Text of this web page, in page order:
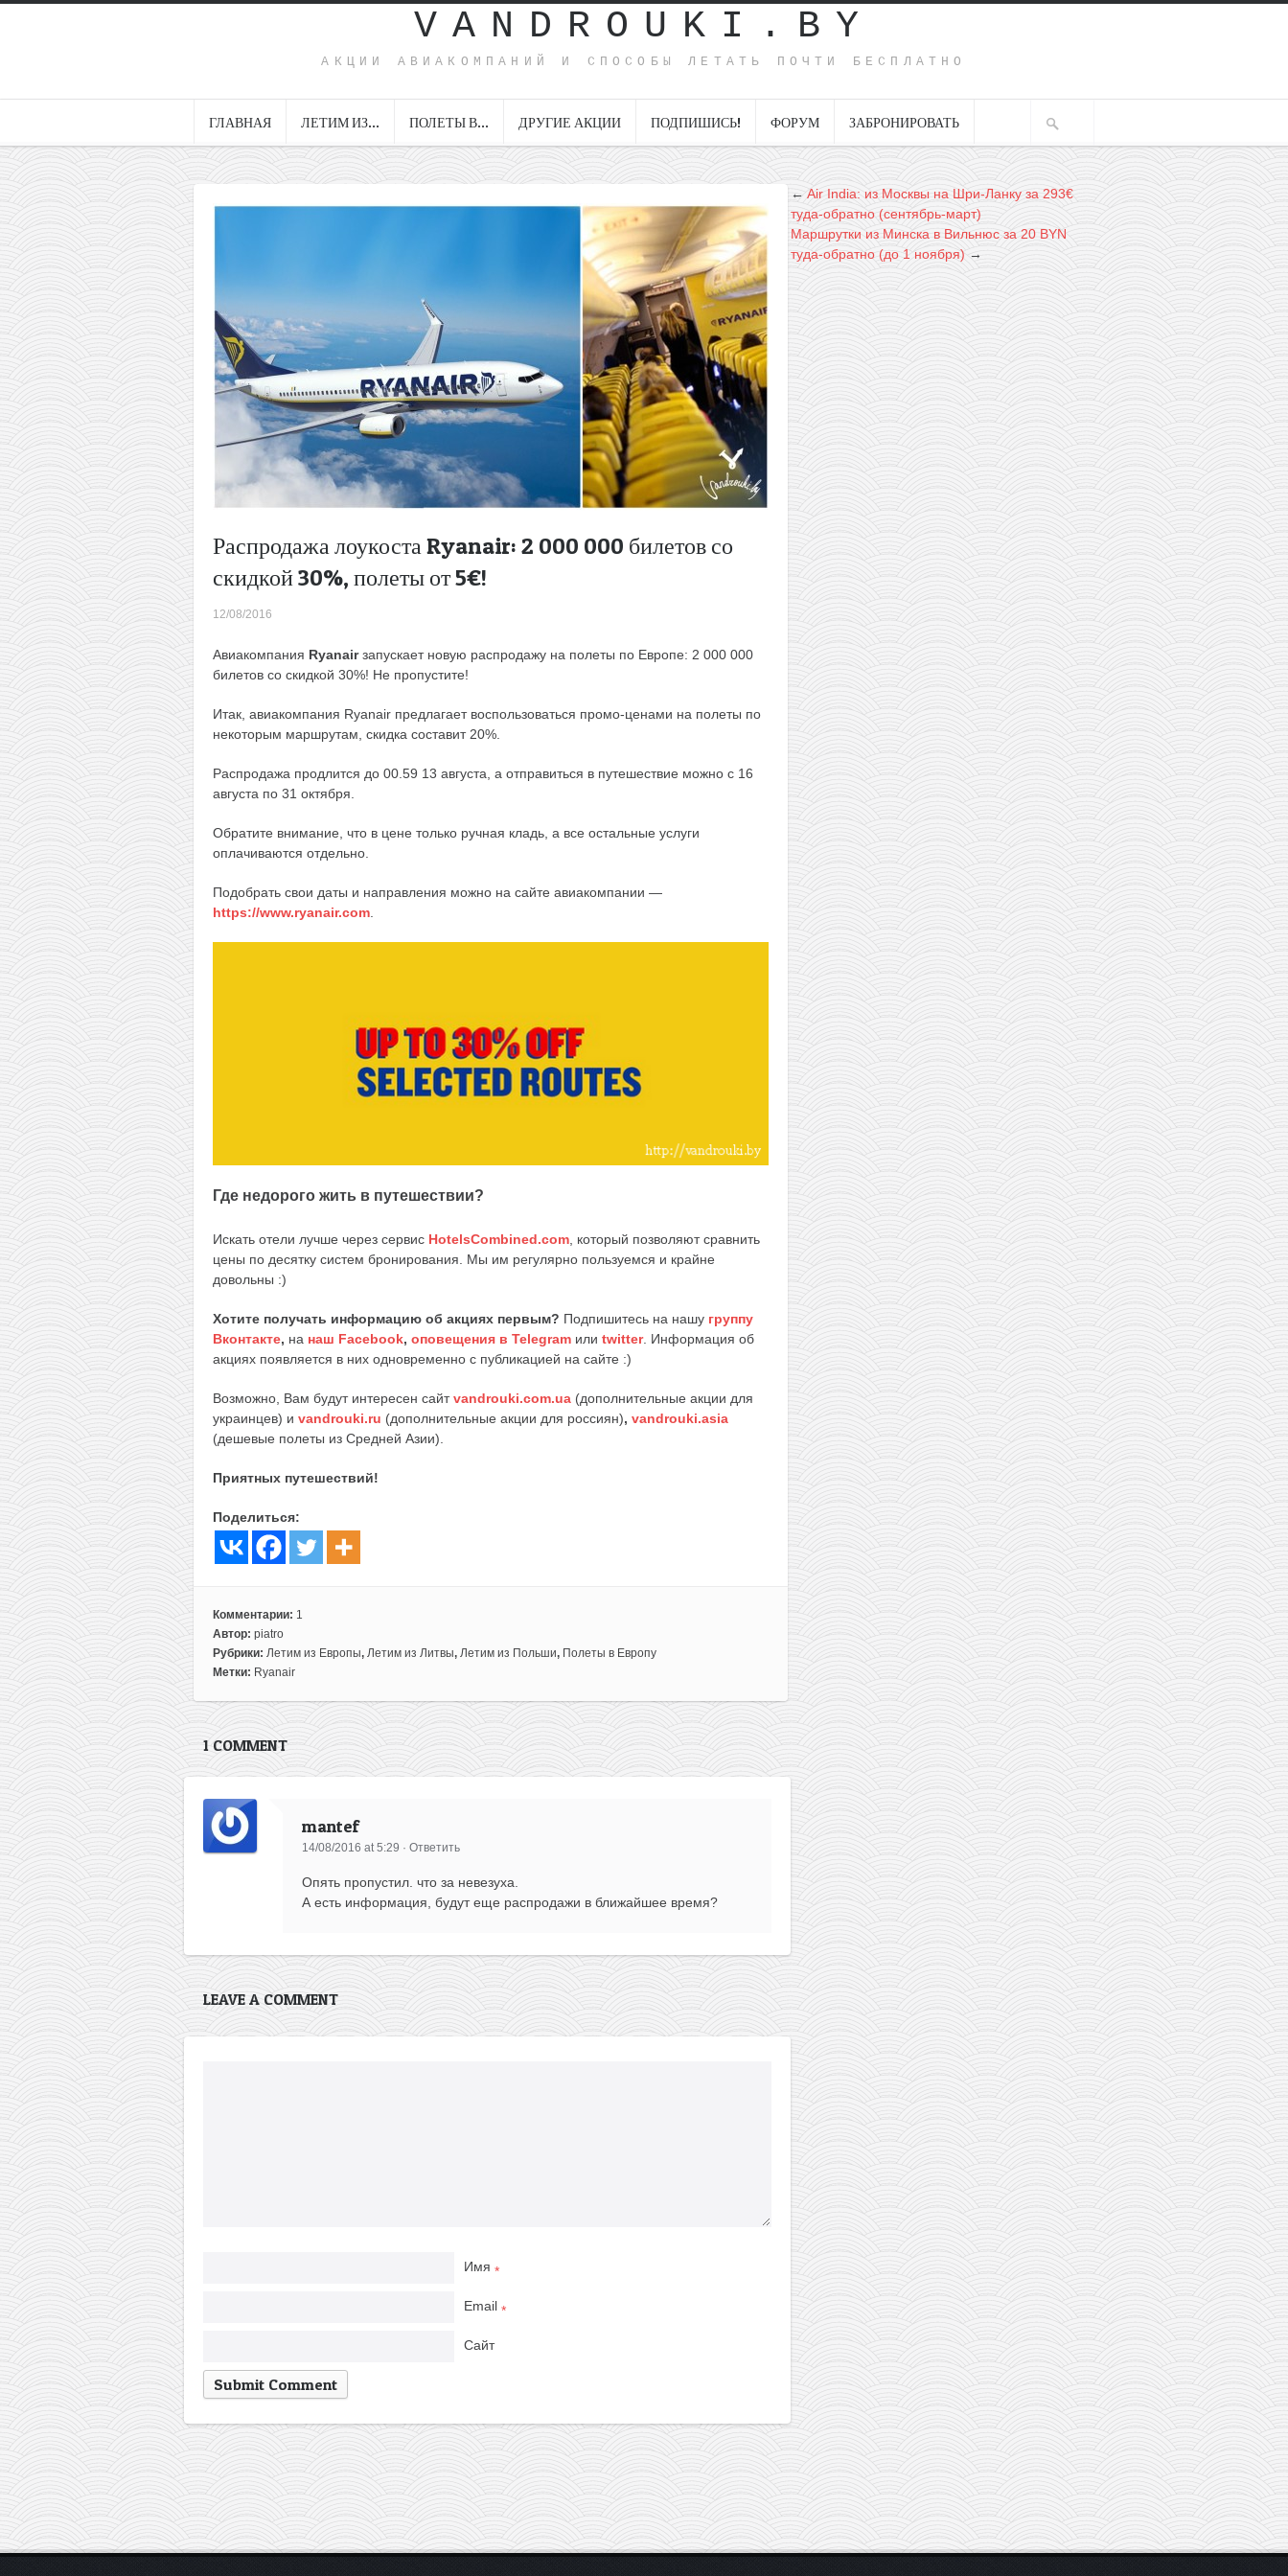
VANDROUKI.BY
АКЦИИ АВИАКОМПАНИЙ И СПОСОБЫ ЛЕТАТЬ ПОЧТИ БЕСПЛАТНО
ГЛАВНАЯ ЛЕТИМ ИЗ… ПОЛЕТЫ В… ДРУГИЕ АКЦИИ ПОДПИШИСЬ! ФОРУМ ЗАБРОНИРОВАТЬ
Распродажа лоукоста Ryanair: 2 000 000 билетов со
скидкой 30%, полеты от 5€!
12/08/2016
Авиакомпания Ryanairзапускает новую распродажу на полеты по Европе: 2 000 000
билетов со скидкой 30%! Не пропустите!
Итак, авиакомпания Ryanair предлагает воспользоваться промо-ценами на полеты по
некоторым маршрутам, скидка составит 20%.
Распродажа продлится до 00.59 13 августа, а отправиться в путешествие можно с 16
августа по 31 октября.
Обратите внимание, что в цене только ручная кладь, а все остальные услуги
оплачиваются отдельно.
Подобрать свои даты и направления можно на сайте авиакомпании —
https://www.ryanair.com
Где недорого жить в путешествии?
Искать отели лучше через сервис HotelsCombined.com , который позволяют сравнить
цены по десятку систем бронирования. Мы им регулярно пользуемся и крайне
довольны :)
Хотите получать информацию об акциях первым? Подпишитесь на нашу группу
Вконтакте, на наш Facebook, оповещения в Telegram или twitter. Информация об
акциях появляется в них одновременно с публикацией на сайте :)
Возможно, Вам будут интересен сайтvandrouki.com.ua (дополнительные акции для
украинцев) и vandrouki.ru (дополнительные акции для россиян), vandrouki.asia
(дешевые полеты из Средней Азии).
Приятных путешествий!
Поделиться:
Комментарии: 1
Автор: piatro
Рубрики: Летим из Европы, Летим из Литвы, Летим из Польши, Полеты в Европу
Метки: Ryanair
1 COMMENT
mantef
14/08/2016 at 5:29 ·Ответить
Опять пропустил. что за невезуха.
А есть информация, будут еще распродажи в ближайшее время?
LEAVE A COMMENT
Имя *
Email *
Сайт
←Air India: из Москвы на Шри-Ланку за 293€
туда-обратно (сентябрь-март)
Маршрутки из Минска в Вильнюс за 20 BYN
туда-обратно (до 1 ноября) →